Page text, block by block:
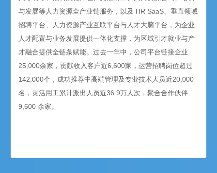
与发展等人力资源全产业链服务，以及 HR SaaS、垂直领域
招聘平台、人力资源产业互联平台与人才大脑平台，为企业
人才配置与业务发展提供一体化支撑，为区域引才就业与产
才融合提供全链条赋能。过去一年中，公司平台链接企业
25,000余家，贡献收入客户近6,600家，运营招聘岗位超过
142,000个，成功推荐中高端管理及专业技术人员近20,000
名，灵活用工累计派出人员近36.9万人次，聚合合作伙伴
9,600 余家。